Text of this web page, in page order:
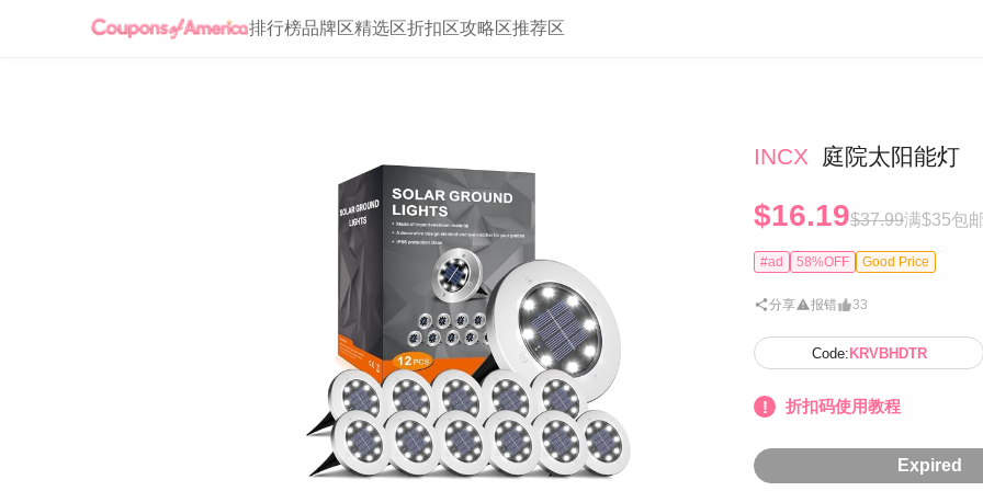
排行榜品牌区精选区折扣区攻略区推荐区
INCX 庭院太阳能灯
$16.19$37.99满$35包
#ad 58%OFF Good Price
分享 报错 33
Code:KRVBHDTR
折扣码使用教程
Expired